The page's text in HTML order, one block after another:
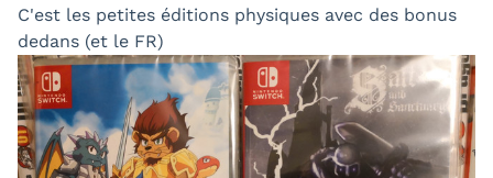
C'est les petites éditions physiques avec des bonus
dedans (et le FR)